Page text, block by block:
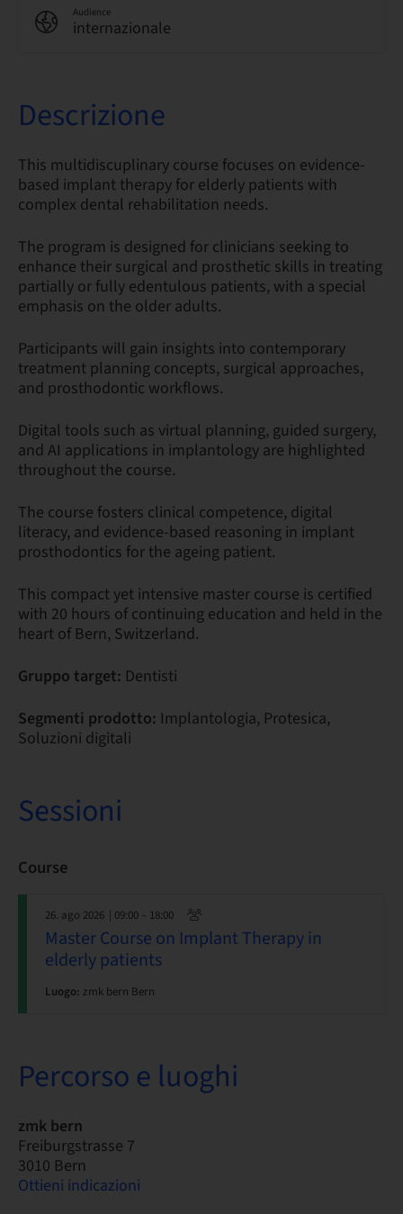
Audience
internazionale
Descrizione
This multidiscuplinary course focuses on evidence-
based implant therapy for elderly patients with
complex dental rehabilitation needs.
The program is designed for clinicians seeking to
enhance their surgical and prosthetic skills in treating
partially or fully edentulous patients, with a special
emphasis on the older adults.
Participants will gain insights into contemporary
treatment planning concepts, surgical approaches,
and prosthodontic workflows.
Digital tools such as virtual planning, guided surgery,
and AI applications in implantology are highlighted
throughout the course.
The course fosters clinical competence, digital
literacy, and evidence-based reasoning in implant
prosthodontics for the ageing patient.
This compact yet intensive master course is certified
with 20 hours of continuing education and held in the
heart of Bern, Switzerland.
Gruppo target: Dentisti
Segmenti prodotto: Implantologia, Protesica,
Soluzioni digitali
Sessioni
Course
26. ago 2026 | 09:00 – 18:00
Master Course on Implant Therapy in
elderly patients
Luogo: zmk bern Bern
Percorso e luoghi
zmk bern
Freiburgstrasse 7
3010 Bern
Ottieni indicazioni